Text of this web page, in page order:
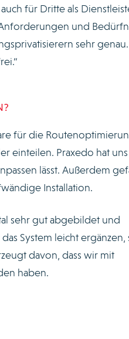
für Dritte als
und
sehr genau.
für die
einteilen. Praxedo hat uns
lässt. Außerdem
Installation.
sehr gut abgebildet und
System leicht ergänzen,
davon, dass wir mit
haben.